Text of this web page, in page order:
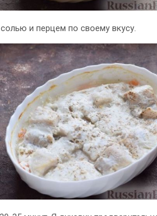
и перцем по своему вкусу.